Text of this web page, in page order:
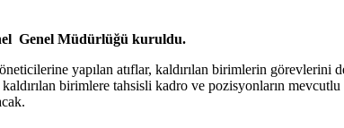
Genel Müdürlüğü kuruldu.
yapılan atıflar, kaldırılan birimlerin görevlerini
birimlere tahsisli kadro ve pozisyonların